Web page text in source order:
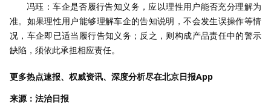
冯珏：车企是否履行告知义务，应以理性用户能否充分理解为
准。如果理性用户能够理解车企的告知说明，不会发生误操作等情
况，车企即已适当履行告知义务；反之，则构成产品责任中的警示
缺陷，须依此承担相应责任。
更多热点速报、权威资讯、深度分析尽在北京日报App
来源：法治日报